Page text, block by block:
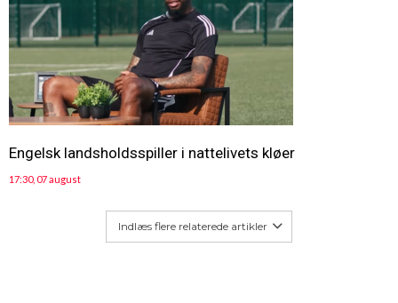
Engelsk landsholdsspiller i nattelivets kløer
17:30, 07 august
Indlæs flere relaterede artikler